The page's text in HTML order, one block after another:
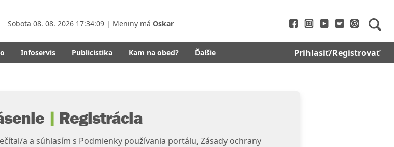
Sobota 08. 08. 2026 17:34:09 | Meniny má Oskar
Infoservis Publicistika Kam na obed? Ďalšie Prihlasiť/Registrovať
| Registrácia
a a súhlasím s Podmienky používania portálu, Zásady ochrany